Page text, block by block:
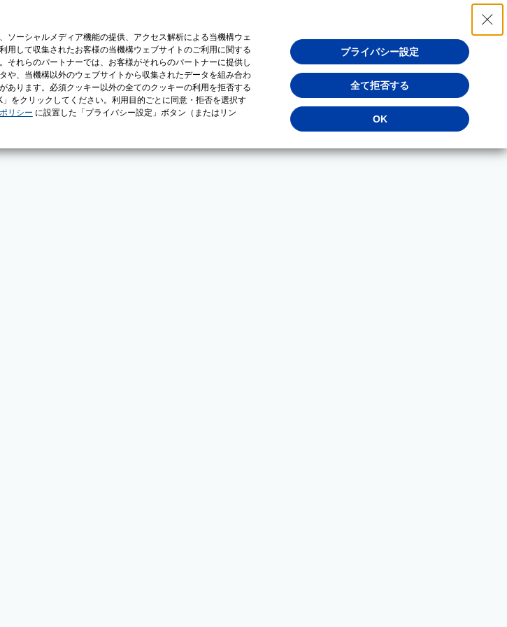
ソーシャルメディア機能の提供、アクセス解析による当機構ウェ
用して収集されたお客様の当機構ウェブサイトのご利用に関する
れらのパートナーでは、お客様がそれらのパートナーに提供し
や、当機構以外のウェブサイトから収集されたデータを組み合わ
ります。必須クッキー以外の全てのクッキーの利用を拒否する
をクリックしてください。利用目的ごとに同意・拒否を選択す
リシー に設置した「プライバシー設定」ボタン（またはリン
プライバシー設定
全て拒否する
OK